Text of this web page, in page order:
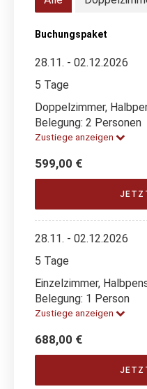
Buchungspaket
28.11. - 02.12.2026
5 Tage
Doppelzimmer,
Belegung: 2 Personen
Zustiege anzeigen
599,00 €
28.11. - 02.12.2026
5 Tage
Einzelzimmer,
Belegung: 1 Person
Zustiege anzeigen
688,00 €